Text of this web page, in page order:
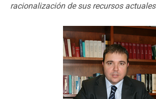
racionalización de sus recursos actuales